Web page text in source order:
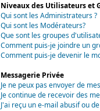
Niveaux des Utilisateurs et
Qui sont les Administrateurs ?
Qui sont les Modérateurs?
Que sont les groupes
Comment puis-je joindre un
Comment puis-je devenir le
Messagerie Privée
Je ne peux pas envoyer de
Je continue de recevoir des
J'ai reçu un e-mail abusif ou